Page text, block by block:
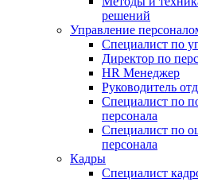
решений
Управление
Специалист по
Директор по
HR Менеджер
Руководитель
Специалист по
персонала
Специалист по
персонала
Кадры
Специалист